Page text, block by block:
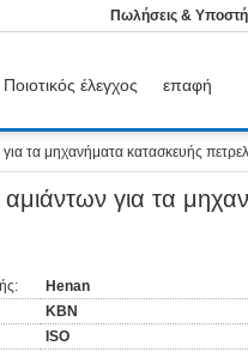
Πωλήσεις &
Ποιοτικός έλεγχος
επαφή
τα μηχανήματα κατασκευής
για τα
Henan
KBN
ISO